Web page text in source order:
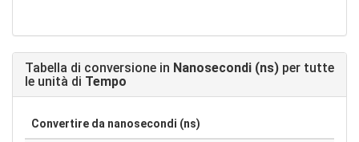
Tabella di conversione in Nanosecondi (ns) per tutte
le unità di Tempo
Convertire da nanosecondi (ns)